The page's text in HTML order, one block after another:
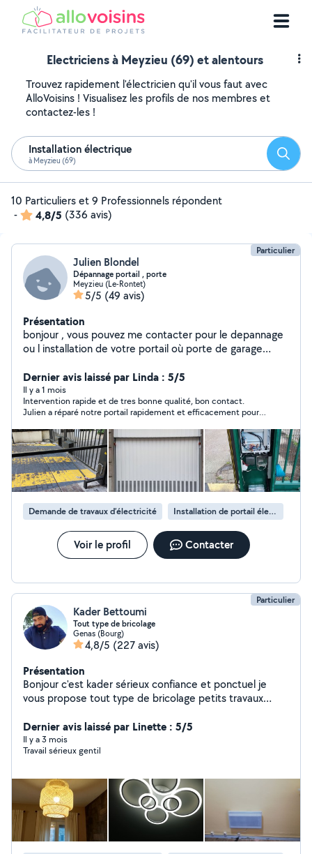
Electriciens à Meyzieu (69) et alentours
Trouvez rapidement l'électricien qu'il vous faut avec
AlloVoisins ! Visualisez les profils de nos membres et
contactez-les !
Installation électrique
à Meyzieu (69)
10 Particuliers et 9 Professionnels répondent
-
4,8/5 (336 avis)
Particulier
Julien Blondel
Dépannage portail , porte
Meyzieu (Le-Rontet)
5/5 (49 avis)
Présentation
bonjour , vous pouvez me contacter pour le depannage
ou l installation de votre portail où porte de garage
vos récepteurs et télécommandes pour l ouverture de
vos automatismes et également pour divers petits
travaux.
Dernier avis laissé par Linda : 5/5
Il y a 1 mois
Intervention rapide et de tres bonne qualité, bon contact.
Julien a réparé notre portail rapidement et efficacement pour
Demande de travaux d’électricité Installation de portail électrique
Voir le profil Contacter
Particulier
Kader Bettoumi
Tout type de bricolage
Genas (Bourg)
4,8/5 (227 avis)
Présentation
Bonjour c'est kader sérieux confiance et ponctuel je
vous propose tout type de bricolage petits travaux
peinture je suis disponible pour vous n'hésitez pas à me
contacter snap kader Bricolage
Dernier avis laissé par Linette : 5/5
Il y a 3 mois
Travail sérieux gentil